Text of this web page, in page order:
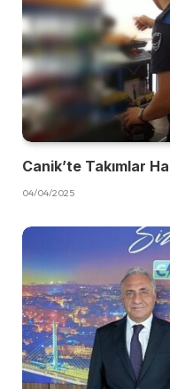
Canik’te Takımlar
04/04/2025